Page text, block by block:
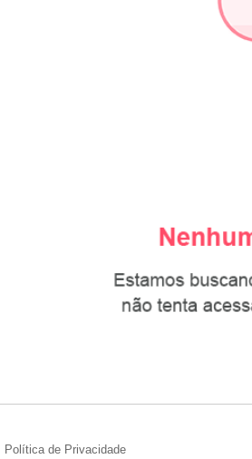
Política de Privacidade